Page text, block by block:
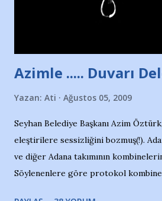
Adana Nesrin, 16 yaşında. Yüzüyor. 7
Türkiye 3.lüğü var. 17 yaşında mar...
Azimle ..... Duvarı
Yazan: Ati Ağustos 05, 2009
Seyhan Belediye Başkanı Azim
eleştirilere sessizliğini bozmuş(!).
ve diğer Adana takımının
Söylenenlere göre protokol